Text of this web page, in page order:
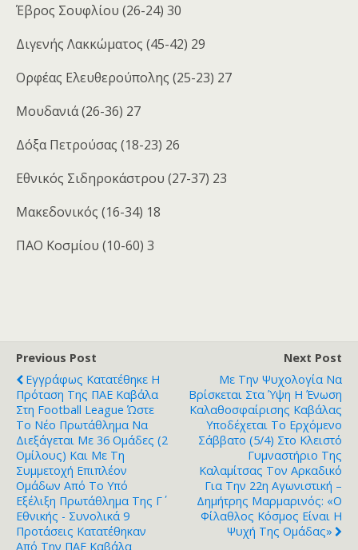
Έβρος Σουφλίου (26-24) 30
Διγενής Λακκώματος (45-42) 29
Ορφέας Ελευθερούπολης (25-23) 27
Μουδανιά (26-36) 27
Δόξα Πετρούσας (18-23) 26
Εθνικός Σιδηροκάστρου (27-37) 23
Μακεδονικός (16-34) 18
ΠΑΟ Κοσμίου (10-60) 3
Previous Post
Εγγράφως Κατατέθηκε Η
Πρόταση Της ΠΑΕ Καβάλα
Στη Football League Ώστε
Το Νέο Πρωτάθλημα Να
Διεξάγεται Με 36 Ομάδες (2
Ομίλους) Και Με Τη
Συμμετοχή Επιπλέον
Ομάδων Από Το Υπό
Εξέλιξη Πρωτάθλημα Της Γ΄
Εθνικής - Συνολικά 9
Προτάσεις Κατατέθηκαν
Από Την ΠΑΕ Καβάλα
Next Post
Με Την Ψυχολογία Να
Βρίσκεται Στα Ύψη Η Ένωση
Καλαθοσφαίρισης Καβάλας
Υποδέχεται Το Ερχόμενο
Σάββατο (5/4) Στο Κλειστό
Γυμναστήριο Της
Καλαμίτσας Τον Αρκαδικό
Για Την 22η Αγωνιστική –
Δημήτρης Μαρμαρινός: «Ο
Φίλαθλος Κόσμος Είναι Η
Ψυχή Της Ομάδας»